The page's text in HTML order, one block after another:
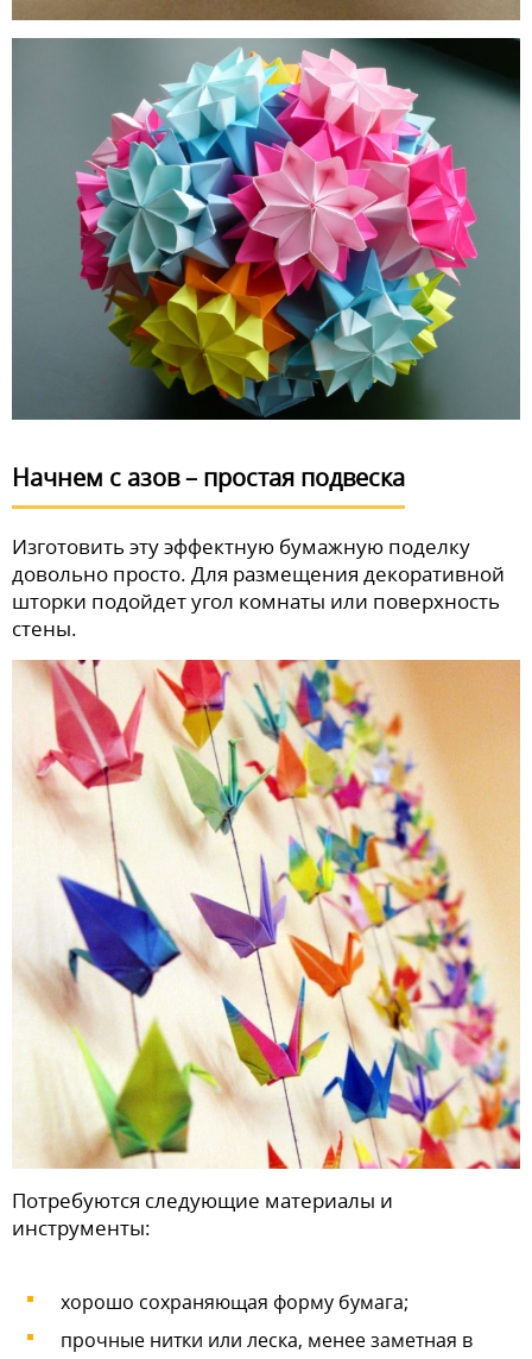
Начнем с азов – простая подвеска
Изготовить эту эффектную бумажную поделку
довольно просто. Для размещения декоративной
шторки подойдет угол комнаты или поверхность
стены.
Потребуются следующие материалы и
инструменты:
хорошо сохраняющая форму бумага;
прочные нитки или леска, менее заметная в